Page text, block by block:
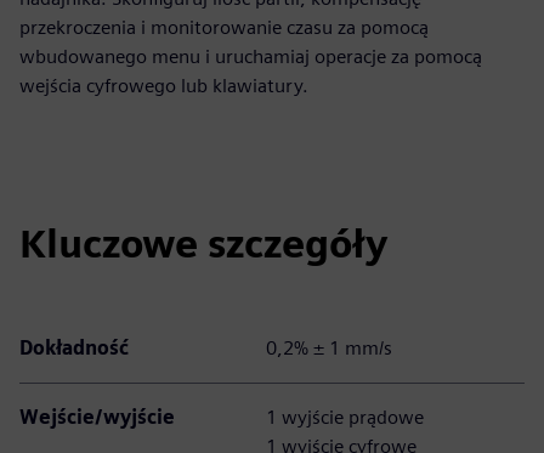
przekroczenia i monitorowanie czasu za pomocą
wbudowanego menu i uruchamiaj operacje za pomocą
wejścia cyfrowego lub klawiatury.
Kluczowe szczegóły
Dokładność 0,2% ± 1 mm/s
Wejście/wyjście
1 wyjście prądowe
1 wyjście cyfrowe